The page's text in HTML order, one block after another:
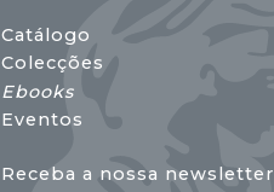
Catálogo
Colecções
Ebooks
Eventos
Receba a nossa newsletter